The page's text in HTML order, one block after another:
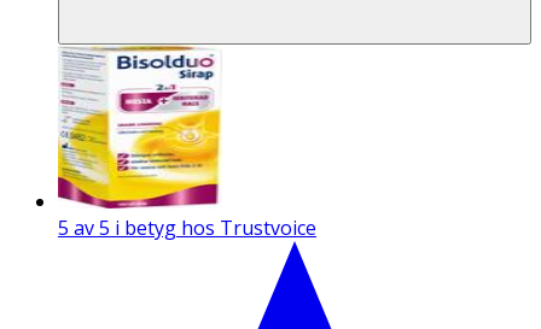
5 av 5 i betyg hos Trustvoice